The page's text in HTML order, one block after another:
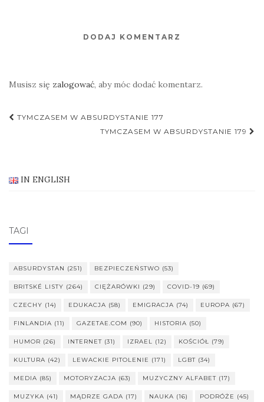
DODAJ KOMENTARZ
Musisz się zalogować, aby móc dodać komentarz.
Nawigacja
TYMCZASEM W ABSURDYSTANIE 177
TYMCZASEM W ABSURDYSTANIE 179
IN ENGLISH
TAGI
ABSURDYSTAN (251) BEZPIECZEŃSTWO (53)
BRITSKÉ LISTY (264) CIĘŻARÓWKI (29) COVID-19 (69)
CZECHY (14) EDUKACJA (58) EMIGRACJA (74) EUROPA (67)
FINLANDIA (11) GAZETAE.COM (90) HISTORIA (50)
HUMOR (26) INTERNET (31) IZRAEL (12) KOŚCIÓŁ (79)
KULTURA (42) LEWACKIE PITOLENIE (171) LGBT (34)
MEDIA (85) MOTORYZACJA (63) MUZYCZNY ALFABET (17)
MUZYKA (41) MĄDRZE GADA (17) NAUKA (16) PODRÓŻE (45)